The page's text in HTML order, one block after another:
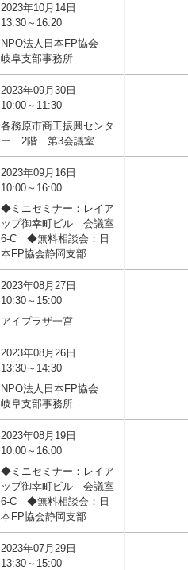
2023年10月14日
13:30～16:20
NPO法人日本FP協会
岐阜支部事務所
2023年09月30日
10:00～11:30
各務原市商工振興センタ
ー 2階 第3会議室
2023年09月16日
10:00～16:00
◆ミニセミナー：レイア
ップ御幸町ビル 会議室
6-C ◆無料相談会：日
本FP協会静岡支部
2023年08月27日
10:30～15:00
アイプラザ一宮
2023年08月26日
13:30～14:30
NPO法人日本FP協会
岐阜支部事務所
2023年08月19日
10:00～16:00
◆ミニセミナー：レイア
ップ御幸町ビル 会議室
6-C ◆無料相談会：日
本FP協会静岡支部
2023年07月29日
13:30～15:00